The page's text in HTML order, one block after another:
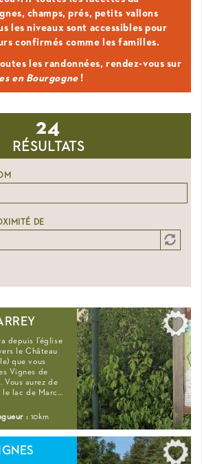
champs, prés, petits vallons
les niveaux sont accessibles pour
confirmés comme les familles.
les randonnées, rendez-vous sur
en Bourgogne!
24
RÉSULTATS
DE
depuis l’église
le Château
que vous
Vignes de
Vous aurez de
le lac de Marc…
: 10km